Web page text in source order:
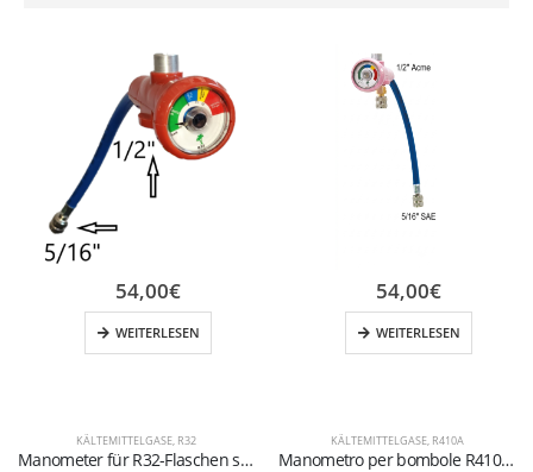
KÄLTEMITTELGASE R32
Manometer für R32-Flaschen selbstauffüllende
54,00€
WEITERLESEN
KÄLTEMITTELGASE, R410A
Manometro per bombole R410A ricarica self
54,00€
WEITERLESEN